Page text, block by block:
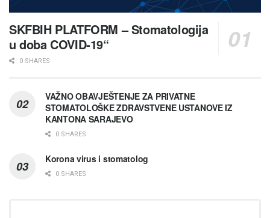
SKFBIH PLATFORM – Stomatologija
u doba COVID-19“
0 SHARES
VAŽNO OBAVJEŠTENJE ZA PRIVATNE
STOMATOLOŠKE ZDRAVSTVENE USTANOVE IZ
KANTONA SARAJEVO
0 SHARES
Korona virus i stomatolog
0 SHARES